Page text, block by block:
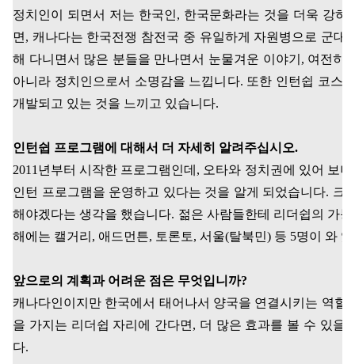
정치인이 되면서 저는 한국인, 한국문화라는 것을 더욱 강하
면 , 캐나다는 한국전쟁 참전국 중 유일하게 자원병으로 군대
해 다니면서 많은 분들을 만나면서 눈물겨운 이야기 , 여전히
아니라 정치인으로서 소명감을 느낍니다. 또한 인턴쉽 코스
개발되고 있는 것을 느끼고 있습니다.
인턴쉽 프로그램에 대해서 더 자세히 알려주십시오.
2011 년부터 시작한 프로그램인데 , 오타와 정치권에 있어 보니
인턴 프로그램을 운영하고 있다는 것을 알게 되었습니다. 크
해야겠다는 생각을 했습니다. 젊은 사람들한테 리더쉽의 가
해에는 캘거리 , 애드먼튼, 토론토, 서울(탈북민) 등 5명이 와
앞으로의 계획과 어려운 점은 무엇입니까?
캐나다인이지만 한국에서 태어나서 양국을 연결시키는 역할
을 가지는 리더쉽 자리에 간다면 , 더 많은 효과를 볼 수 있을
다.